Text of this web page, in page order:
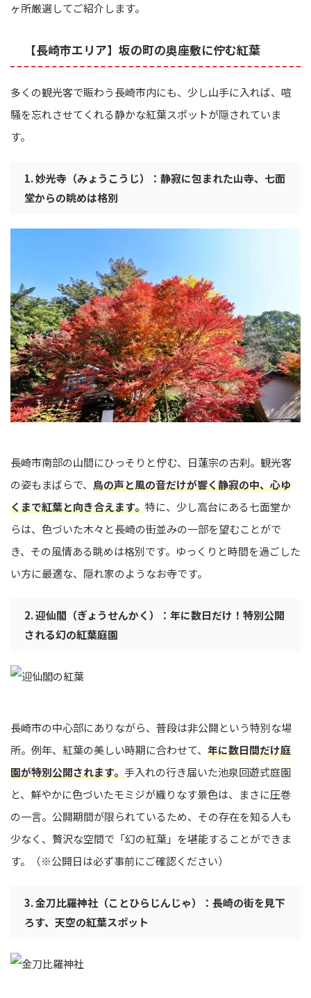
ヶ所厳選してご紹介します。
【長崎市エリア】坂の町の奥座敷に佇む紅葉
多くの観光客で賑わう長崎市内にも、少し山手に入れば、喧
騒を忘れさせてくれる静かな紅葉スポットが隠されていま
す。
1. 妙光寺（みょうこうじ）：静寂に包まれた山寺、七面
堂からの眺めは格別
長崎市南部の山間にひっそりと佇む、日蓮宗の古刹。観光客
の姿もまばらで、 鳥の声と風の音だけが響く静寂の中、心ゆ
くまで紅葉と向き合えます。特に、少し高台にある七面堂か
らは、色づいた木々と長崎の街並みの一部を望むことがで
き、その風情ある眺めは格別です。ゆっくりと時間を過ごした
い方に最適な、隠れ家のようなお寺です。
2. 迎仙閣（ぎょうせんかく）：年に数日だけ！特別公開
される幻の紅葉庭園
長崎市の中心部にありながら、普段は非公開という特別な場
所。例年、紅葉の美しい時期に合わせて、 年に数日間だけ庭
園が特別公開されます。手入れの行き届いた池泉回遊式庭園
と、鮮やかに色づいたモミジが織りなす景色は、まさに圧巻
の一言。公開期間が限られているため、その存在を知る人も
少なく、贅沢な空間で「幻の紅葉」を堪能することができま
す。（※公開日は必ず事前にご確認ください）
3. 金刀比羅神社（ことひらじんじゃ）：長崎の街を見下
ろす、天空の紅葉スポット